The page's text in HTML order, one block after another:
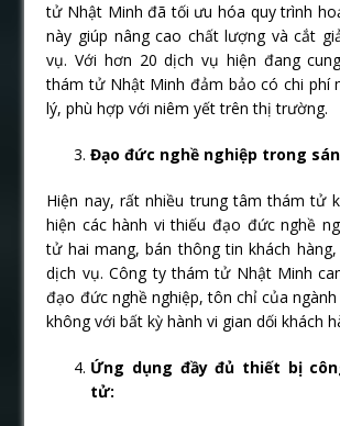
tử Nhật Minh đã tối ưu hóa quy trình
này giúp nâng cao chất lượng và cắt
vụ. Với hơn 20 dịch vụ hiện đang
thám tử Nhật Minh đảm bảo có chi phí
lý, phù hợp với niêm yết trên thị trường.
Đạo đức nghề nghiệp trong
Hiện nay, rất nhiều trung tâm thám tử
hiện các hành vi thiếu đạo đức nghề
tử hai mang, bán thông tin khách hàng,
dịch vụ. Công ty thám tử Nhật Minh
đạo đức nghề nghiệp, tôn chỉ của
không với bất kỳ hành vi gian dối khách
Ứng dụng đầy đủ thiết bị
tử: